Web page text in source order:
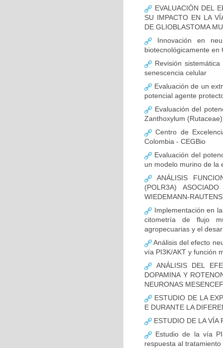
EVALUACIÓN DEL
SU IMPACTO EN LA
DE GLIOBLASTOMA
Innovación en
biotecnológicamente en
Revisión
senescencia celular
Evaluación de un
potencial agente
Evaluación del
Zanthoxylum
Centro de
Colombia - CEGBio
Evaluación del
un modelo murino de la
ANÁLISIS
(POLR3A)
WIEDEMANN-
Implementación en
citometría de flujo
agropecuarias y el
Análisis del efecto
vía PI3K/AKT y función
ANÁLISIS DEL
DOPAMINA Y
NEURONAS
ESTUDIO DE LA
E DURANTE LA
ESTUDIO DE LA VÍA
Estudio de la vía
respuesta al tratamiento